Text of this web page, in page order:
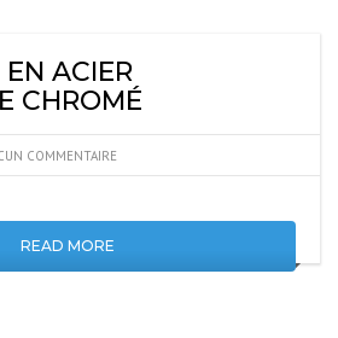
ACIER
CHROMÉ
COMMENTAIRE
READ MORE